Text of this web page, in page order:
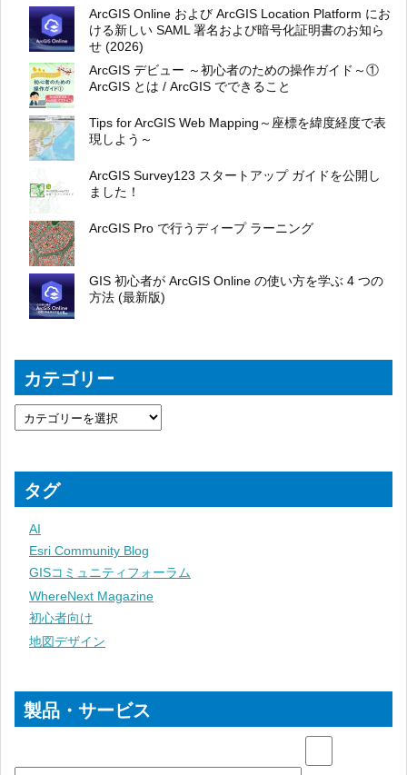
ArcGIS Online および ArcGIS Location Platform にお
ける新しい SAML 署名および暗号化証明書のお知ら
せ (2026)
ArcGIS デビュー ～初心者のための操作ガイド～①
ArcGIS とは / ArcGIS でできること
Tips for ArcGIS Web Mapping～座標を緯度経度で表
現しよう～
ArcGIS Survey123 スタートアップ ガイドを公開し
ました！
ArcGIS Pro で行うディープ ラーニング
GIS 初心者が ArcGIS Online の使い方を学ぶ 4 つの
方法 (最新版)
カテゴリー
タグ
AI
Esri Community Blog
GISコミュニティフォーラム
WhereNext Magazine
初心者向け
地図デザイン
製品・サービス